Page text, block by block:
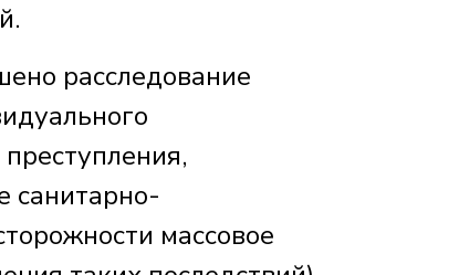
расследование
санитарно-
массовое